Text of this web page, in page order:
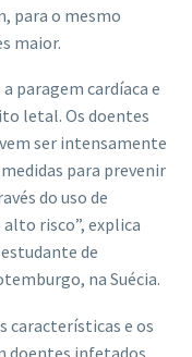
para o mesmo
maior.
paragem cardíaca e
letal. Os doentes
ser intensamente
para prevenir
do uso de
risco”, explica
de
na Suécia.
características e os
doentes infetados